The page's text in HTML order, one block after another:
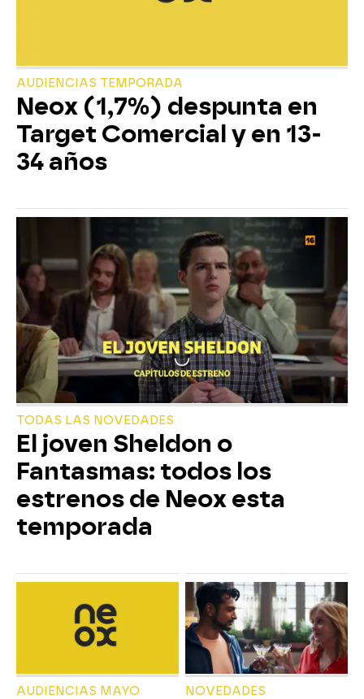
AUDIENCIAS TEMPORADA
Neox (1,7%) despunta en
Target Comercial y en 13-
34 años
TODAS LAS NOVEDADES
El joven Sheldon o
Fantasmas: todos los
estrenos de Neox esta
temporada
AUDIENCIAS MAYO NOVEDADES